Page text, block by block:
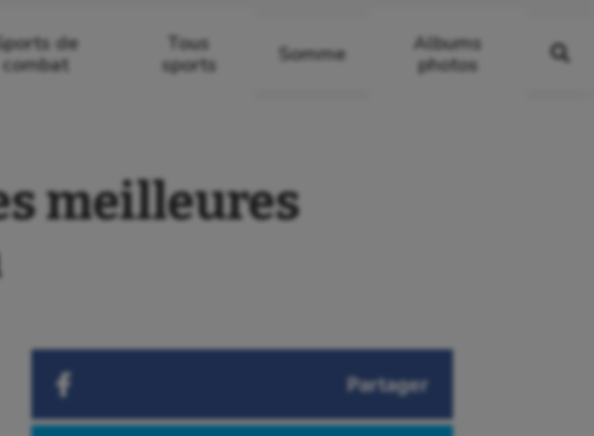
de
combat
Tous
sports
Somme
Albums
photos
meilleures
Partager